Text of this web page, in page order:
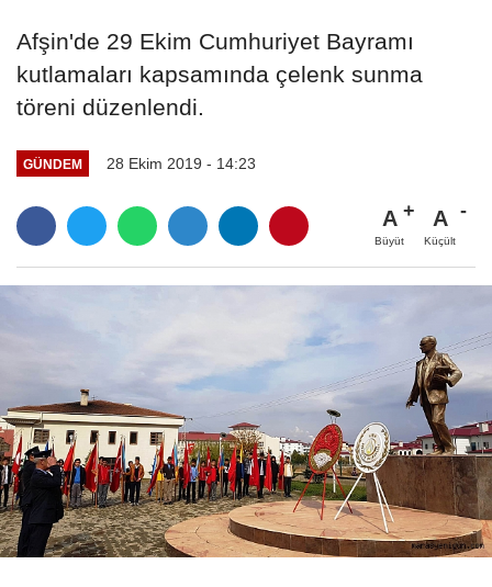
Afşin'de 29 Ekim Cumhuriyet Bayramı
kutlamaları kapsamında çelenk sunma
töreni düzenlendi.
GÜNDEM 28 Ekim 2019 - 14:23
A
Büyüt
A
Küçült